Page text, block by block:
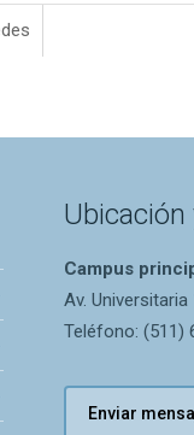
Campus
Av. Universitaria
Teléfono: (511)
Enviar